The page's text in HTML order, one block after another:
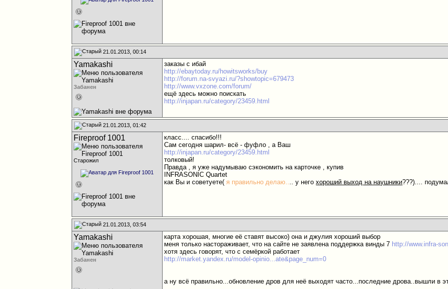
21.01.2013, 00:14
Yamakashi
Забанен
заказы с ибай
http://ebaytoday.ru/howitsworks/buy
http://forum.na-svyazi.ru/?showtopic=679473
http://www.vxzone.com/forum/
ещё здесь можно поискать
http://injapan.ru/category/23459.html
21.01.2013, 01:42
Fireproof 1001
Старожил
класс.... спасибо!!!
Сам сегодня шарил- всё - фуфло , а Ваш
http://injapan.ru/category/23459.html
толковый!
Правда , я уже надумываю сэкономить на карточке , купив
INFRASONIC Quartet
как Вы и советуете(я правильно делаю.... у негохороший выход на наушники???)....
21.01.2013, 03:54
Yamakashi
Забанен
карта хорошая, многие её ставят высоко) она и джулия хороший выбор
меня только настораживает, что на сайте не заявлена поддержка винды 7 http://www.infra-
хотя здесь говорят, что с семёркой работает
http://market.yandex.ru/model-opinio...ate&page_num=0
а ну всё правильно...обновление дров для неё выходят часто...последние дрова..вышли в